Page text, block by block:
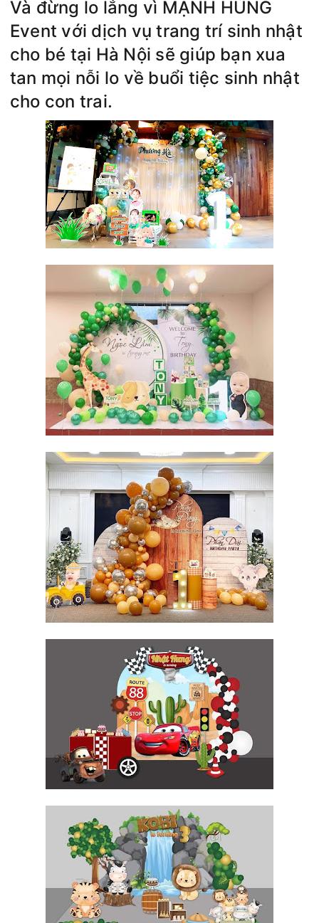
Và đừng lo lắng vì MẠNH HÙNG
Event với dịch vụ trang trí sinh nhật
cho bé tại Hà Nội sẽ giúp bạn xua
tan mọi nỗi lo về buổi tiệc sinh nhật
cho con trai.